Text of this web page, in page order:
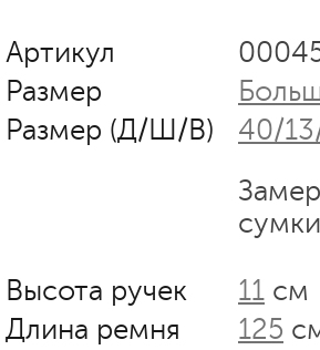
Артикул
Размер
Размер (Д/Ш/В)
40/
Высота ручек 11 см
Длина ремня
125